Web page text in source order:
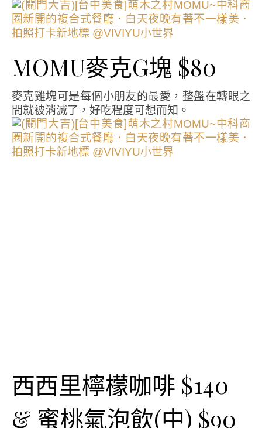
MOMU麥克G塊 $80
麥克雞塊可是每個小朋友的最愛，整盤在轉眼之
間就被消滅了，好吃程度可想而知。
西西里檸檬咖啡 $140
& 蜜桃氣泡飲(中) $90